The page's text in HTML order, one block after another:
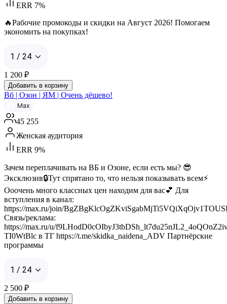
ERR 7%
🔥Рабочие промокоды и скидки на Август 2026! Помогаем
экономить на покупках!
1 / 24
1 200 ₽
Добавить в корзину
Вб | Озон | ЯМ | Очень дёшево!
Max
45 255
Женская аудитория
ERR 9%
Зачем переплачивать на ВБ и Озоне, если есть мы? 😎
Эксклюзив🔒Тут спрятано то, что нельзя показывать всем⚡️
Ооочень много классных цен находим для вас💕 Для
вступления в канал:
https://max.ru/join/
Связь/реклама:
https://max.ru/u/
TI0WtBlc в ТГ https://t.me/skidka_naidena_ADV Партнёрские
программы
1 / 24
2 500 ₽
Добавить в корзину